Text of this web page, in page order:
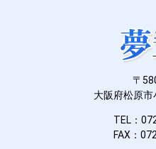
〒
大阪府松原
TEL：
FAX：